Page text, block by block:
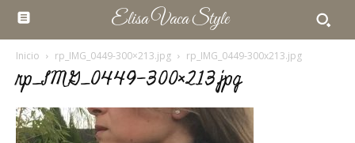
Elisa Vaca Style
Inicio rp_IMG_0449-300×213.jpg rp_IMG_0449-300x213.jpg
rp_IMG_0449-300×213.jpg